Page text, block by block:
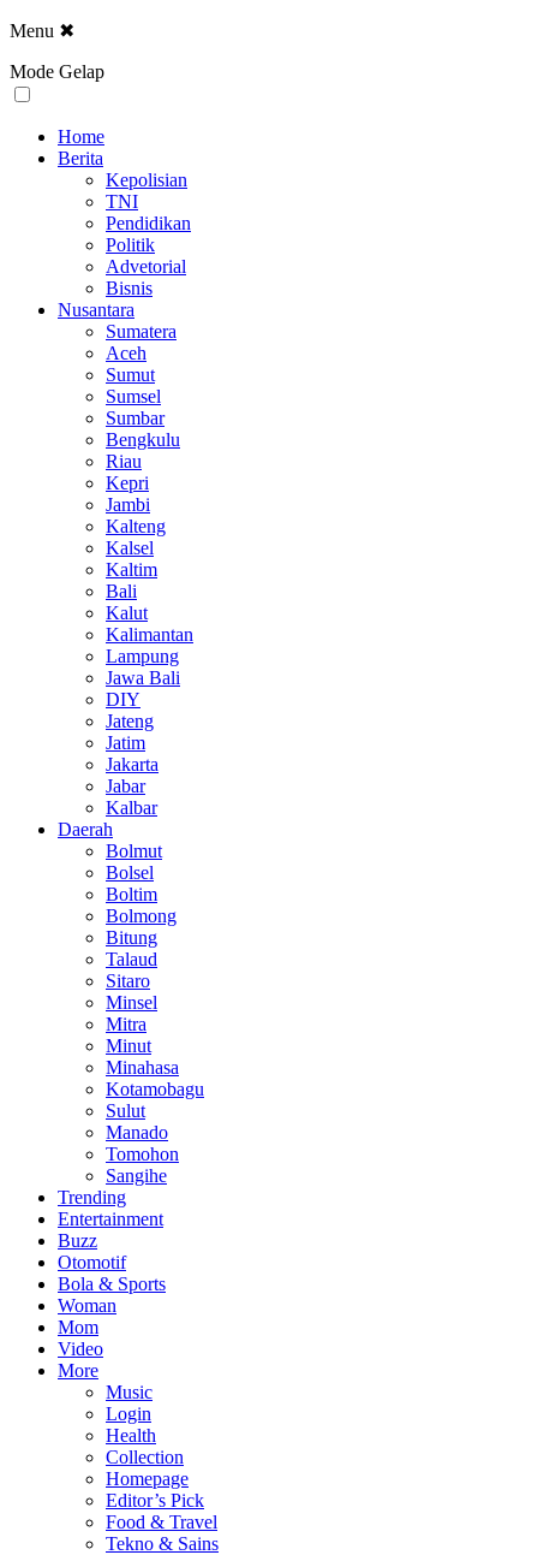
Menu ✖
Mode Gelap
Home
Berita
Kepolisian
TNI
Pendidikan
Politik
Advetorial
Bisnis
Nusantara
Sumatera
Aceh
Sumut
Sumsel
Sumbar
Bengkulu
Riau
Kepri
Jambi
Kalteng
Kalsel
Kaltim
Bali
Kalut
Kalimantan
Lampung
Jawa Bali
DIY
Jateng
Jatim
Jakarta
Jabar
Kalbar
Daerah
Bolmut
Bolsel
Boltim
Bolmong
Bitung
Talaud
Sitaro
Minsel
Mitra
Minut
Minahasa
Kotamobagu
Sulut
Manado
Tomohon
Sangihe
Trending
Entertainment
Buzz
Otomotif
Bola & Sports
Woman
Mom
Video
More
Music
Login
Health
Collection
Homepage
Editor’s Pick
Food & Travel
Tekno & Sains